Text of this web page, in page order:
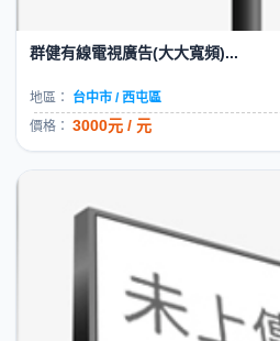
群健有線電視廣告(大大寬頻)...
地區：
台中市 / 西屯區
價格： 3000元 / 元